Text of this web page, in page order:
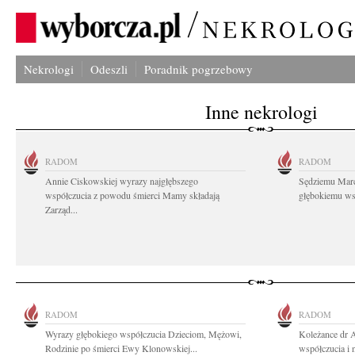
Nekrologi Odeszli Poradnik pogrzebowy
Inne nekrologi
RADOM
Annie Ciskowskiej wyrazy najgłębszego
współczucia z powodu śmierci Mamy składają
Zarząd...
RADOM
Sędziemu
głębokiemu
RADOM
Wyrazy głębokiego współczucia Dzieciom, Mężowi,
Rodzinie po śmierci Ewy Klonowskiej...
RADOM
Koleżance dr
współczucia i